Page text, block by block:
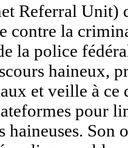
Referral Unit)
contre la
la police
haineux,
et veille à ce
pour
haineuses. Son